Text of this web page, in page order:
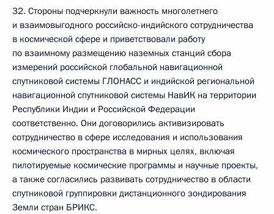
32. Стороны подчеркнули важность многолетнего
и взаимовыгодного российско-индийского сотрудничества
в космической сфере и приветствовали работу
по взаимному размещению наземных станций сбора
измерений российской глобальной навигационной
спутниковой системы ГЛОНАСС и индийской региональной
навигационной спутниковой системы НавИК на территории
Республики Индии и Российской Федерации
соответственно. Они договорились активизировать
сотрудничество в сфере исследования и использования
космического пространства в мирных целях, включая
пилотируемые космические программы и научные проекты,
а также согласились развивать сотрудничество в области
спутниковой группировки дистанционного зондирования
Земли стран БРИКС.